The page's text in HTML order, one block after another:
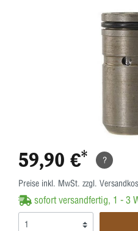
59,90 €* ?
Preise inkl. MwSt. zzgl.
sofort versandfertig, 1 - 3